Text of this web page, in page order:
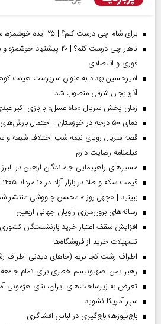
برای شام چی درست کنم؟ | ۲۵ ایده خوشمزه، ساده و فوری برای شام امشب
ناهار چی درست کنم؟ | ۲۰
فوری و اقتصادی
امیرحسین بهداد به عنوان سرپرست هیئت
آذربایجان شرقی منصوب شد
زمان پخش سریال «ماه عسل» با بازی اکبر
دمای ۵۰ درجه در خوزستان | احتمال بارش‌های سیل‌آسا در ۳ استان
قصه سریال رویای نیمه شب اختلاف شیعه و
فیلمنامه رضایت دارم
مسیر‌های راهپیمایی جاماندگان اربعین در
قیمت سکه و طلا در بازار آزاد در ۱۰ مرداد ۱۴۰۵
ببینید | «چهل روز » محسن چاووشی منتشر
رسانه‌های برون‌مرزی راویان جهانی اربعین
افزایش سقف اعتبار خرید بازنشستگان
تسهیلات خرید از فروشگاه‌ها
اطراف رشت کجا بریم (جاهای دیدنی اطراف
رهبر یمن: صهیونیسم خطری برای تمام
تعرض به زیرساخت‌های ایران، بنای هژمونی
سپر آمریکا نشوید
باج‌نیوزها؛ باج‌گیری در لباس افشاگری